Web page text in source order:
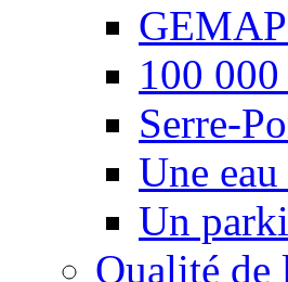
100 000
Serre-
Une
Un
Qualité de